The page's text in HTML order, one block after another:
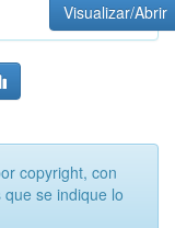
Visualizar/Abrir
copyright, con
se indique lo